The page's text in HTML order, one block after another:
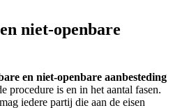
niet-openbare
en niet-openbare aanbesteding
procedure is en in het aantal fasen.
iedere partij die aan de eisen